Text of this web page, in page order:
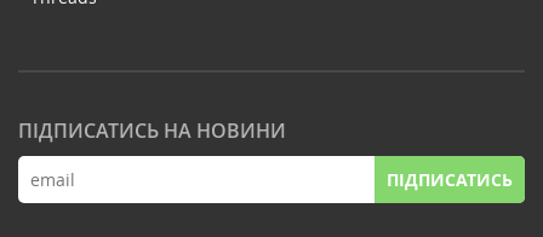
ПІДПИСАТИСЬ НА НОВИНИ
ПІДПИСАТИСЬ